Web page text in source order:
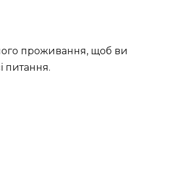
проживання, щоб ви
питання.